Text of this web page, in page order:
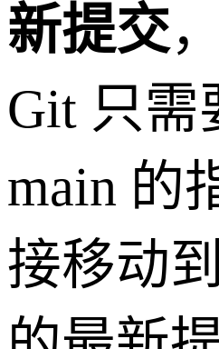
新提交
Git 只需
main 的
接移动